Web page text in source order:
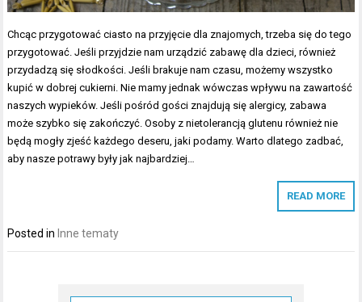
Chcąc przygotować ciasto na przyjęcie dla znajomych, trzeba się do tego
przygotować. Jeśli przyjdzie nam urządzić zabawę dla dzieci, również
przydadzą się słodkości. Jeśli brakuje nam czasu, możemy wszystko
kupić w dobrej cukierni. Nie mamy jednak wówczas wpływu na zawartość
naszych wypieków. Jeśli pośród gości znajdują się alergicy, zabawa
może szybko się zakończyć. Osoby z nietolerancją glutenu również nie
będą mogły zjeść każdego deseru, jaki podamy. Warto dlatego zadbać,
aby nasze potrawy były jak najbardziej…
READ MORE
Posted in Inne tematy